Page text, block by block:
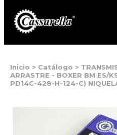
Inicio > Catálogo >
ARRASTRE - BOXER BM ES/
PD14C-428-H-124-C)